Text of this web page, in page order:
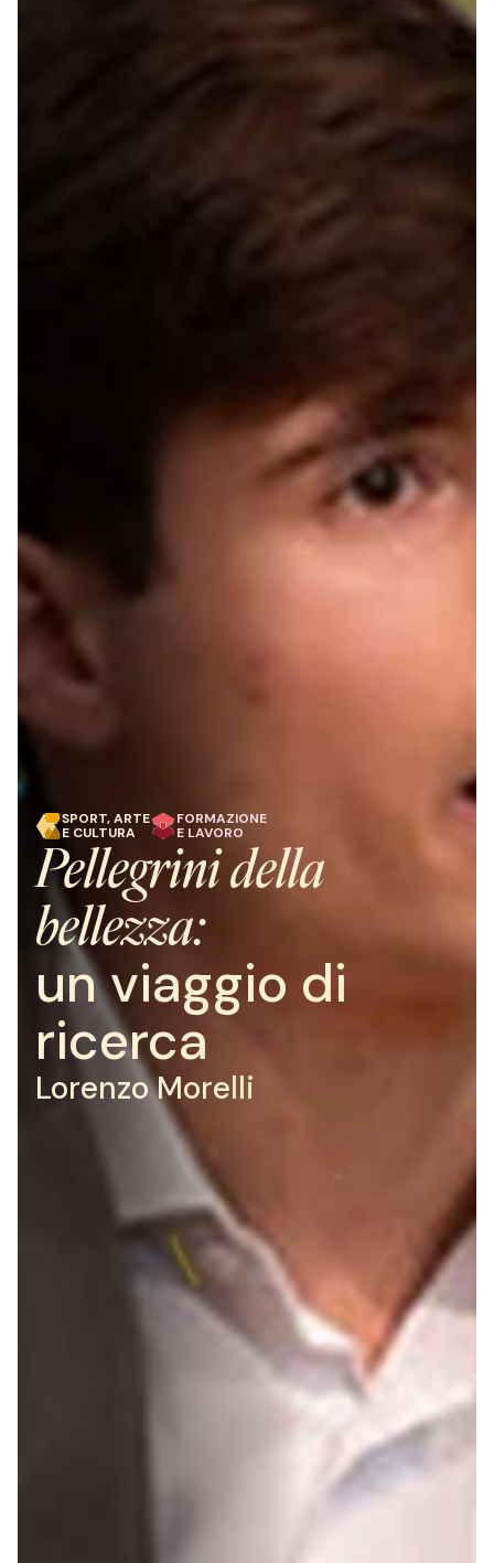
SPORT, ARTE
E CULTURA
FORMAZIONE
E LAVORO
Pellegrini della
bellezza:
un viaggio di
ricerca
LorenzoMorelli